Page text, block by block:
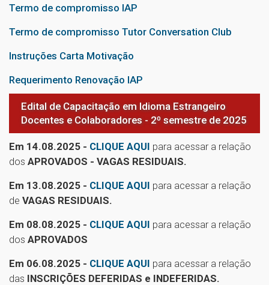
Termo de compromisso IAP
Termo de compromisso Tutor Conversation Club
Instruções Carta Motivação
Requerimento Renovação IAP
Edital de Capacitação em Idioma Estrangeiro
Docentes e Colaboradores - 2º semestre de 2025
Em 14.08.2025 - CLIQUE AQUI para acessar a relação
dos APROVADOS - VAGAS RESIDUAIS.
Em 13.08.2025 - CLIQUE AQUI para acessar a relação
de VAGAS RESIDUAIS.
Em 08.08.2025 - CLIQUE AQUI para acessar a relação
dos APROVADOS
Em 06.08.2025 - CLIQUE AQUI para acessar a relação
das INSCRIÇÕES DEFERIDAS e INDEFERIDAS.